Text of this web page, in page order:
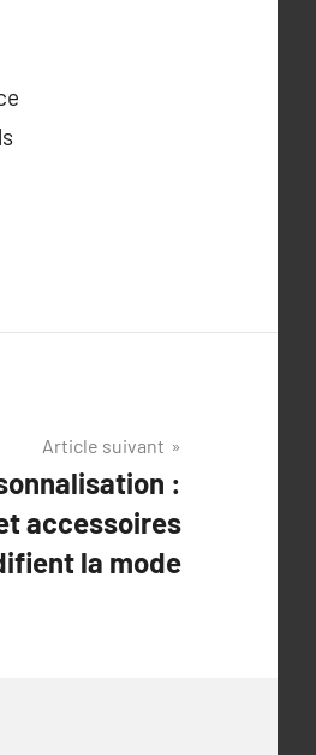
Article suivant
:
accessoires
la mode